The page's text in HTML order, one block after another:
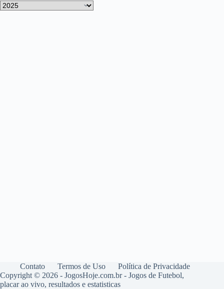
Contato Termos de Uso
Política de Privacidade
Copyright © 2026 - JogosHoje.com.br - Jogos de Futebol,
placar ao vivo, resultados e estatisticas